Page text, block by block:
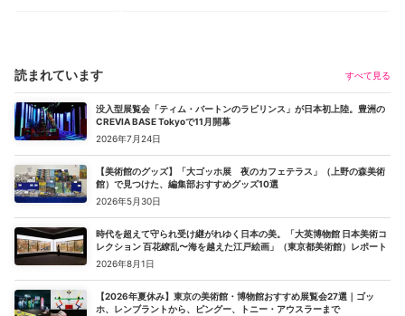
読まれています すべて見る
没入型展覧会「ティム・バートンのラビリンス」が日本初上陸。豊洲の
CREVIA BASE Tokyoで11月開幕
2026年7月24日
【美術館のグッズ】「大ゴッホ展 夜のカフェテラス」（上野の森美術
館）で見つけた、編集部おすすめグッズ10選
2026年5月30日
時代を超えて守られ受け継がれゆく日本の美。「大英博物館 日本美術コ
レクション 百花繚乱〜海を越えた江戸絵画」（東京都美術館）レポート
2026年8月1日
【2026年夏休み】東京の美術館・博物館おすすめ展覧会27選｜ゴッ
ホ、レンブラントから、ピングー、トニー・アウスラーまで